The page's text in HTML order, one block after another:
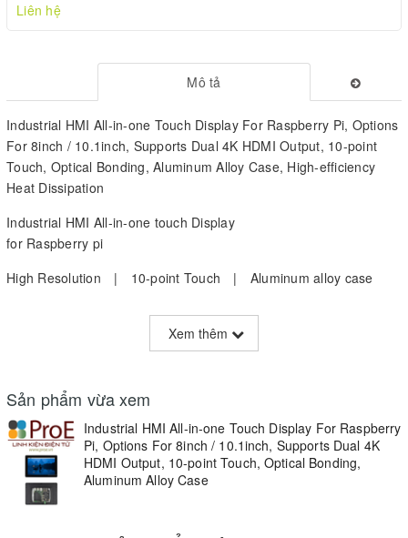
Liên hệ
Mô tả
Industrial HMI All-in-one Touch Display For Raspberry Pi, Options
For 8inch / 10.1inch, Supports Dual 4K HDMI Output, 10-point
Touch, Optical Bonding, Aluminum Alloy Case, High-efficiency
Heat Dissipation
Industrial HMI All-in-one touch Display
for Raspberry pi
High Resolution | 10-point Touch | Aluminum alloy case
Size
Options For 8″/10.1″
Resolution
1280×800
Display Panel
IPS
Viewing Angle
178°
Touch Type
Xem thêm
Sản phẩm vừa xem
Industrial HMI All-in-one Touch Display For Raspberry
Pi, Options For 8inch / 10.1inch, Supports Dual 4K
HDMI Output, 10-point Touch, Optical Bonding,
Aluminum Alloy Case